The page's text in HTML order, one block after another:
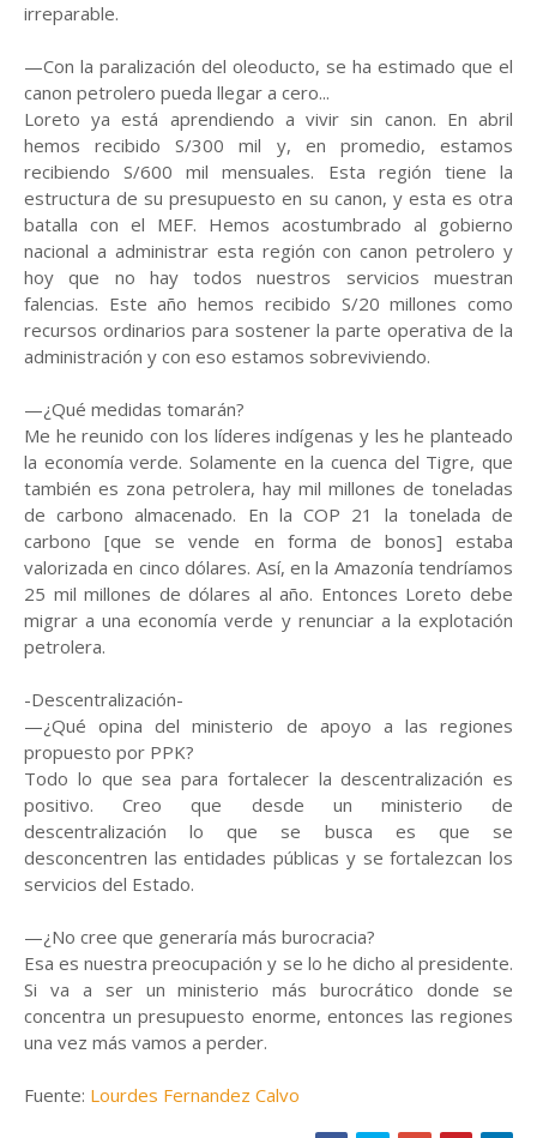
irreparable.
—Con la paralización del oleoducto, se ha estimado que el
canon petrolero pueda llegar a cero...
Loreto ya está aprendiendo a vivir sin canon. En abril
hemos recibido S/300 mil y, en promedio, estamos
recibiendo S/600 mil mensuales. Esta región tiene la
estructura de su presupuesto en su canon, y esta es otra
batalla con el MEF. Hemos acostumbrado al gobierno
nacional a administrar esta región con canon petrolero y
hoy que no hay todos nuestros servicios muestran
falencias. Este año hemos recibido S/20 millones como
recursos ordinarios para sostener la parte operativa de la
administración y con eso estamos sobreviviendo.
—¿Qué medidas tomarán?
Me he reunido con los líderes indígenas y les he planteado
la economía verde. Solamente en la cuenca del Tigre, que
también es zona petrolera, hay mil millones de toneladas
de carbono almacenado. En la COP 21 la tonelada de
carbono [que se vende en forma de bonos] estaba
valorizada en cinco dólares. Así, en la Amazonía tendríamos
25 mil millones de dólares al año. Entonces Loreto debe
migrar a una economía verde y renunciar a la explotación
petrolera.
-Descentralización-
—¿Qué opina del ministerio de apoyo a las regiones
propuesto por PPK?
Todo lo que sea para fortalecer la descentralización es
positivo. Creo que desde un ministerio de
descentralización lo que se busca es que se
desconcentren las entidades públicas y se fortalezcan los
servicios del Estado.
—¿No cree que generaría más burocracia?
Esa es nuestra preocupación y se lo he dicho al presidente.
Si va a ser un ministerio más burocrático donde se
concentra un presupuesto enorme, entonces las regiones
una vez más vamos a perder.
Fuente: Lourdes Fernandez Calvo